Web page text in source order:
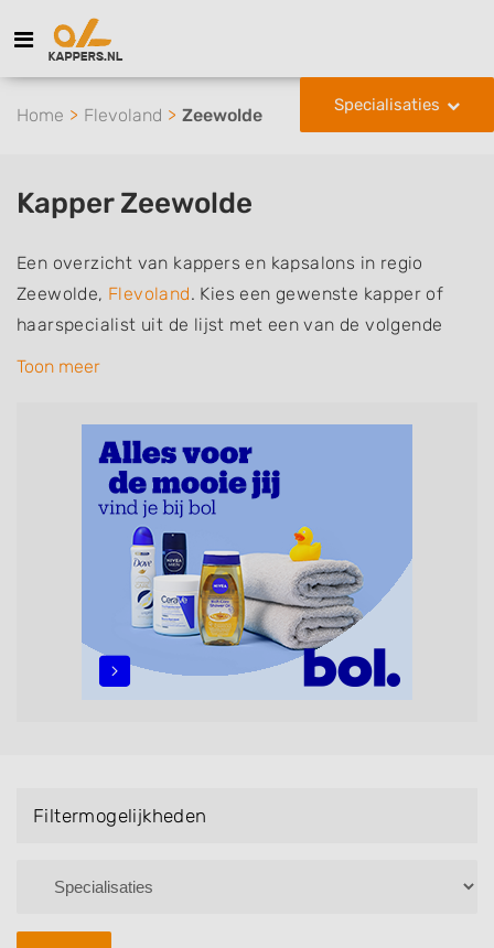
Specialisaties
Home Flevoland Zeewolde
Kapper Zeewolde
Een overzicht van kappers en kapsalons in regio
Zeewolde, Flevoland. Kies een gewenste kapper of
haarspecialist uit de lijst met een van de volgende
specialisaties of aantekeningen: mannen of
zonder afspraak terecht kunt. De vermelde kappers
kunnen uw haren wassen, knippen, föhnen en kleuren,
maar ook helpen met extensions, balyage, invlechten,
opsteken, weave, een keratinebehandeling, een
permanent, een bruidkapsel, make-up & visagie,
epileren, schoonheidsbehandelingen, het trimmen van
een baard en pruiken. U kunt de zoekresultaten
filteren met behulp van de specialisatie filter en u
Toon meer
Filtermogelijkheden